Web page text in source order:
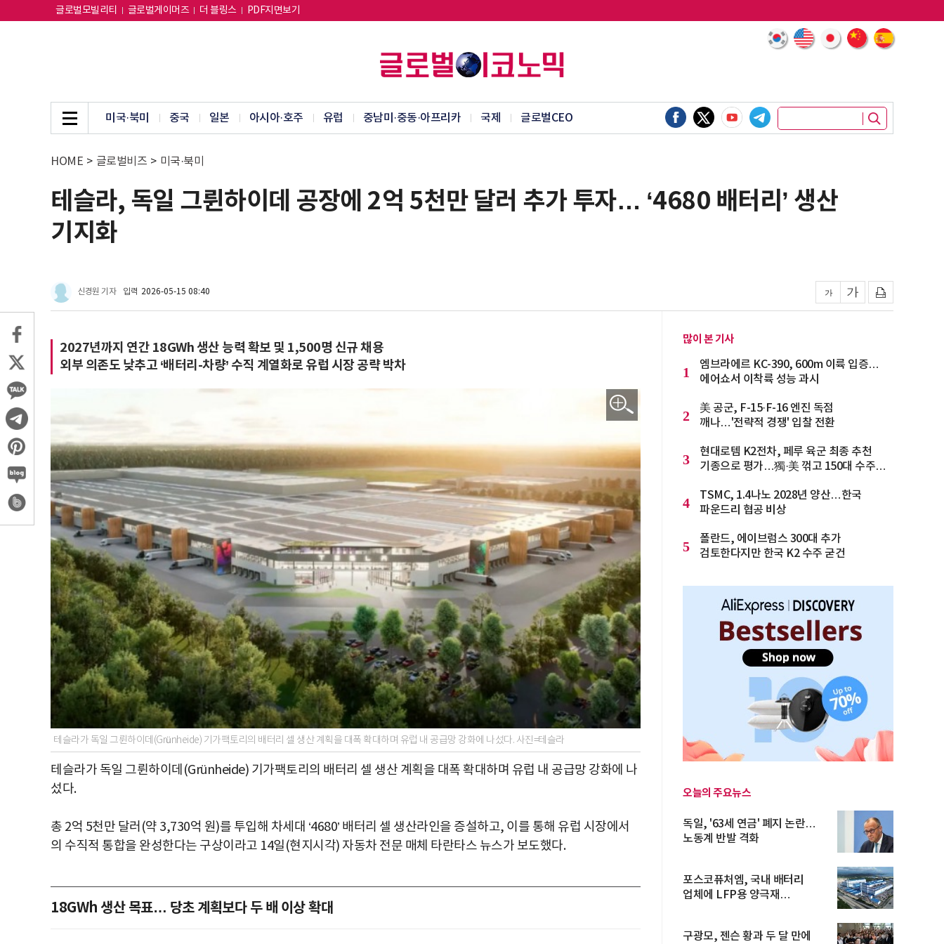
글로벌모빌리티 글로벌게이머즈 더 블링스 PDF지면보기
미국·북미 중국 일본 아시아·호주 유럽 중남미·중동·아프리카 국제 글로벌CEO
HOME > 글로벌비즈 > 미국·북미
테슬라, 독일 그륀하이데 공장에 2억 5천만 달러 추가 투자… ‘4680 배터리’ 생산
기지화
신경원 기자 입력 2026-05-15 08:40
2027년까지 연간 18GWh 생산 능력 확보 및 1,500명 신규 채용
외부 의존도 낮추고 ‘배터리-차량’ 수직 계열화로 유럽 시장 공략 박차
테슬라가 독일 그륀하이데(Grünheide) 기가팩토리의 배터리 셀 생산 계획을 대폭 확대하며 유럽 내 공급망 강화에 나섰다. 사진=테슬라
테슬라가 독일 그륀하이데(Grünheide) 기가팩토리의 배터리 셀 생산 계획을 대폭 확대하며 유럽 내 공급망 강화에 나
섰다.
총 2억 5천만 달러(약 3,730억 원)를 투입해 차세대 ‘4680’ 배터리 셀 생산라인을 증설하고, 이를 통해 유럽 시장에서
의 수직적 통합을 완성한다는 구상이라고 14일(현지시각) 자동차 전문 매체 타란타스 뉴스가 보도했다.
18GWh 생산 목표… 당초 계획보다 두 배 이상 확대
많이 본 기사
1
엠브라에르 KC-390, 600m 이륙 입증…
에어쇼서 이착륙 성능 과시
2
美 공군, F-15·F-16 엔진 독점
깨나…'전략적 경쟁' 입찰 전환
3
현대로템 K2전차, 페루 육군 최종 추천
기종으로 평가…獨·美 꺾고 150대 수주
4
TSMC, 1.4나노 2028년 양산…한국
파운드리 협공 비상
5
폴란드, 에이브럼스 300대 추가
검토한다지만 한국 K2 수주 굳건
오늘의 주요뉴스
독일, '63세 연금' 폐지 논란…
노동계 반발 격화
포스코퓨처엠, 국내 배터리
업체에 LFP용 양극재
구광모, 젠슨 황과 두 달 만에